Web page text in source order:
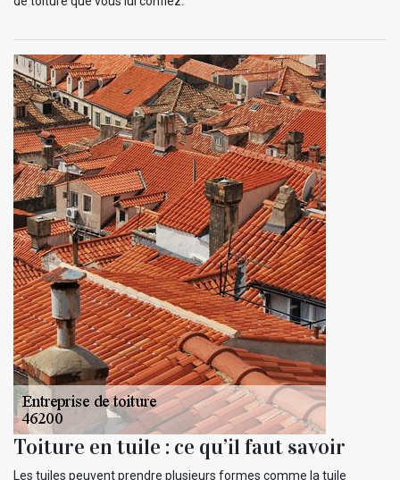
Toiture en tuile : ce qu’il faut savoir
Les tuiles peuvent prendre plusieurs formes comme la tuile